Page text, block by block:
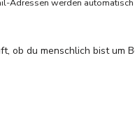
Adressen werden automatisch
ob du menschlich bist um